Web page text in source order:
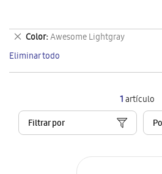
1artículo
Filtrar por
Color Awesome Lightgray
Eliminar
este
artículo
Eliminar todo